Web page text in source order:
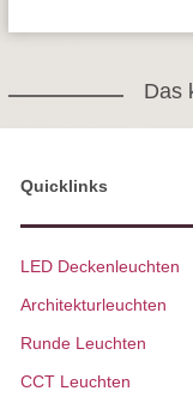
Das
Quicklinks
LED Deckenleuchten
Architekturleuchten
Runde Leuchten
CCT Leuchten